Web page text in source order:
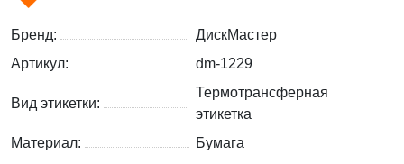
Бренд:
ДискМастер
Артикул:
dm-1229
Вид этикетки:
Термотрансферная
этикетка
Материал:
Бумага